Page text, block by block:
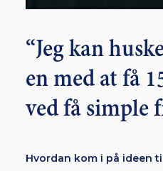
“Jeg kan
en med at få
ved få simple
Hvordan kom i på ideen